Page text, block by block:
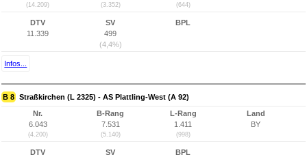
(14.209) (3.352) (644)
DTV
11.339
SV
499
(4,4%)
BPL
Infos...
B 8 Straßkirchen (L 2325) - AS Plattling-West (A 92)
Nr.
6.043
(4.200)
B-Rang
7.531
(5.140)
L-Rang
1.411
(998)
Land
BY
DTV
SV
BPL